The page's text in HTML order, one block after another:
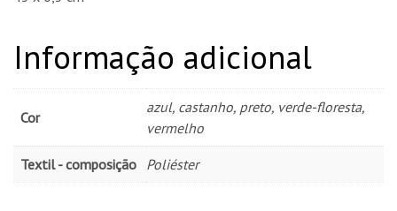
Informação adicional
Cor
azul, castanho, preto, verde-floresta,
vermelho
Textil - composição Poliéster